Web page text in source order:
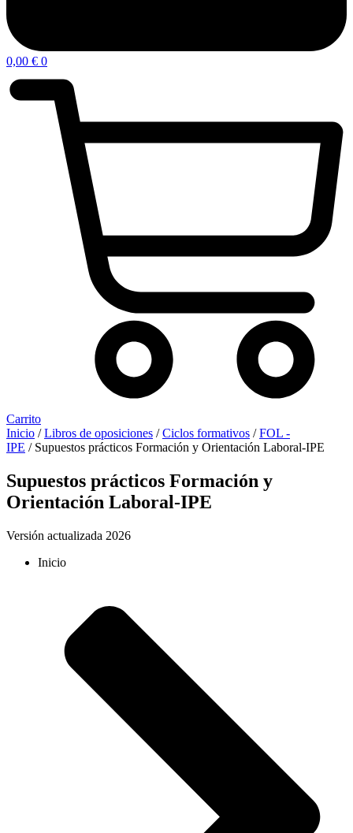
0,00 € 0
Carrito
Inicio /Libros de oposiciones /Ciclos formativos /FOL -
IPE / Supuestos prácticos Formación y Orientación Laboral-IPE
Supuestos prácticos Formación y
Orientación Laboral-IPE
Versión actualizada 2026
Inicio